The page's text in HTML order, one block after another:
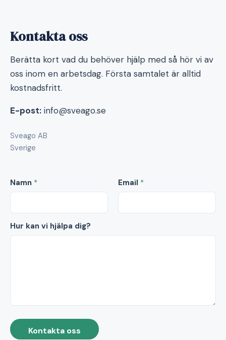
Kontakta oss
Berätta kort vad du behöver hjälp med så hör vi av
oss inom en arbetsdag. Första samtalet är alltid
kostnadsfritt.
E-post: info@sveago.se
Sveago AB
Sverige
Namn * Email *
Hur kan vi hjälpa dig?
Kontakta oss